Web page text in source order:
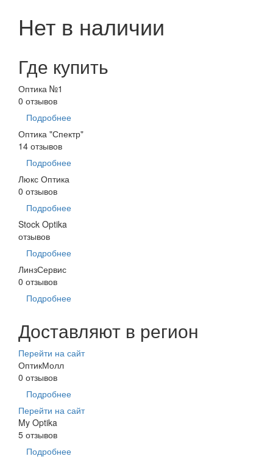
Нет в наличии
Где купить
Оптика №1
0 отзывов
Подробнее
Оптика "Спектр"
14 отзывов
Подробнее
Люкс Оптика
0 отзывов
Подробнее
Stock Optika
отзывов
Подробнее
ЛинзСервис
0 отзывов
Подробнее
Доставляют в регион
Перейти на сайт
ОптикМолл
0 отзывов
Подробнее
Перейти на сайт
My Optika
5 отзывов
Подробнее